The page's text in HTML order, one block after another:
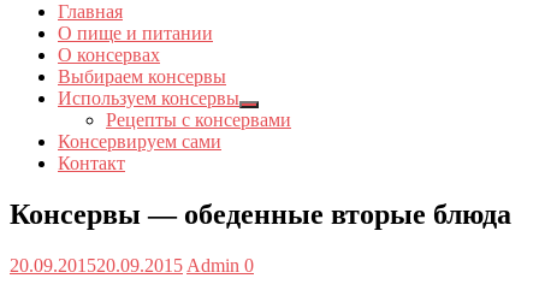
Главная
О пище и питании
О консервах
Выбираем консервы
Используем консервы
Показывать
подменю
Рецепты с консервами
Консервируем сами
Контакт
Консервы — обеденные вторые блюда
Опубликовано
20.09.201520.09.2015Автор
Admin 0